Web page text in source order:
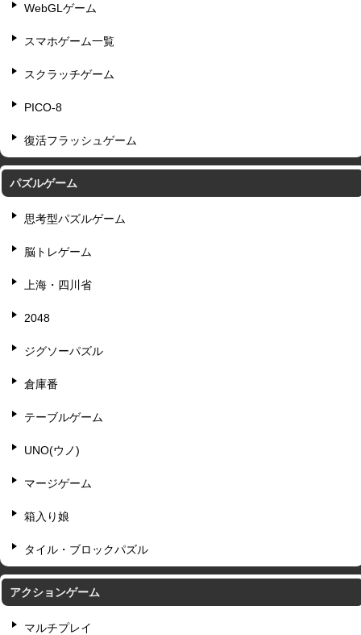
WebGLゲーム
スマホゲーム一覧
スクラッチゲーム
PICO-8
復活フラッシュゲーム
パズルゲーム
思考型パズルゲーム
脳トレゲーム
上海・四川省
2048
ジグソーパズル
倉庫番
テーブルゲーム
UNO(ウノ)
マージゲーム
箱入り娘
タイル・ブロックパズル
アクションゲーム
マルチプレイ